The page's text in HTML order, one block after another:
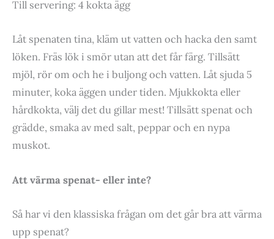
Till servering: 4 kokta ägg
Låt spenaten tina, kläm ut vatten och hacka den samt
löken. Fräs lök i smör utan att det får färg. Tillsätt
mjöl, rör om och he i buljong och vatten. Låt sjuda 5
minuter, koka äggen under tiden. Mjukkokta eller
hårdkokta, välj det du gillar mest! Tillsätt spenat och
grädde, smaka av med salt, peppar och en nypa
muskot.
Att värma spenat- eller inte?
Så har vi den klassiska frågan om det går bra att värma
upp spenat?